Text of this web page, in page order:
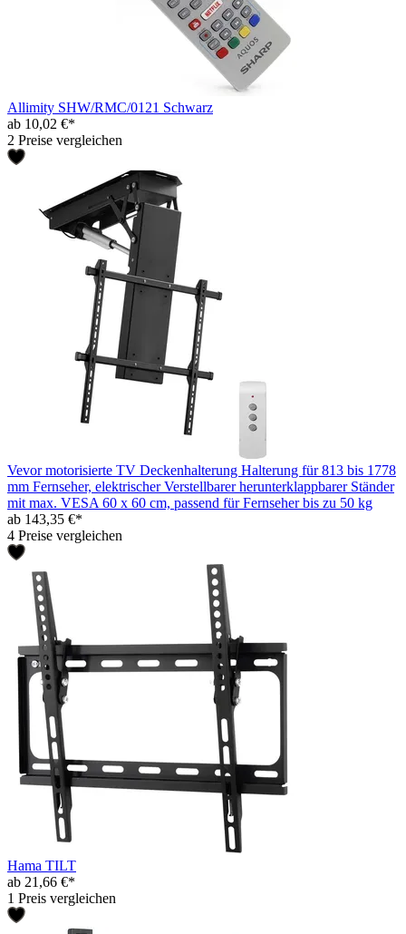
Allimity SHW/RMC/0121 Schwarz
ab 10,02 €*
2 Preise vergleichen
Vevor motorisierte TV Deckenhalterung Halterung für 813 bis 1778
mm Fernseher, elektrischer Verstellbarer herunterklappbarer Ständer
mit max. VESA 60 x 60 cm, passend für Fernseher bis zu 50 kg
ab 143,35 €*
4 Preise vergleichen
Hama TILT
ab 21,66 €*
1 Preis vergleichen